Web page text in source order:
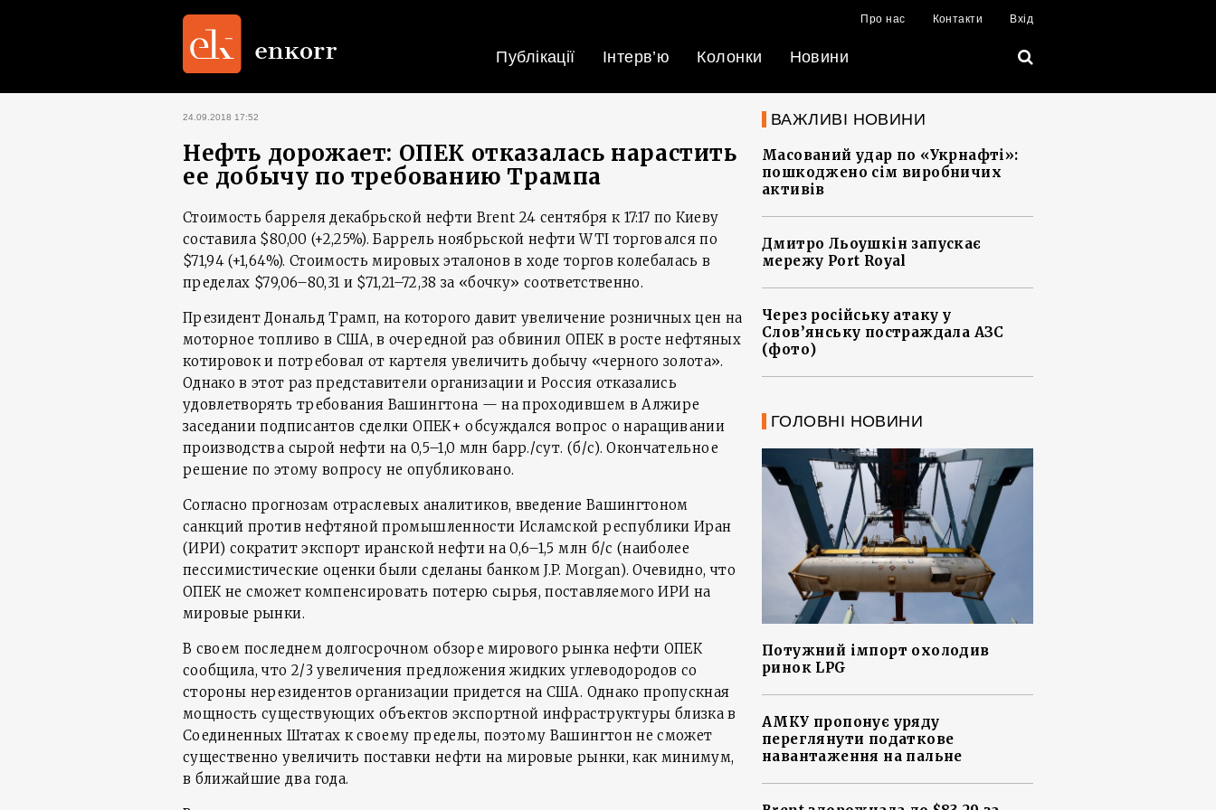
Про нас Контакти Вхід
Публікації Інтерв’ю Колонки Новини
24.09.2018 17:52
Нефть дорожает: ОПЕК отказалась нарастить
ее добычу по требованию Трампа
Стоимость барреля декабрьской нефти Brent 24 сентября к 17:17 по Киеву
составила $80,00 (+2,25%). Баррель ноябрьской нефти WTI торговался по
$71,94 (+1,64%). Стоимость мировых эталонов в ходе торгов колебалась в
пределах $79,06–80,31 и $71,21–72,38 за «бочку» соответственно.
Президент Дональд Трамп, на которого давит увеличение розничных цен на
моторное топливо в США, в очередной раз обвинил ОПЕК в росте нефтяных
котировок и потребовал от картеля увеличить добычу «черного золота».
Однако в этот раз представители организации и Россия отказались
удовлетворять требования Вашингтона — на проходившем в Алжире
заседании подписантов сделки ОПЕК+ обсуждался вопрос о наращивании
производства сырой нефти на 0,5–1,0 млн барр./сут. (б/с). Окончательное
решение по этому вопросу не опубликовано.
Согласно прогнозам отраслевых аналитиков, введение Вашингтоном
санкций против нефтяной промышленности Исламской республики Иран
(ИРИ) сократит экспорт иранской нефти на 0,6–1,5 млн б/с (наиболее
пессимистические оценки были сделаны банком J.P. Morgan). Очевидно, что
ОПЕК не сможет компенсировать потерю сырья, поставляемого ИРИ на
мировые рынки.
В своем последнем долгосрочном обзоре мирового рынка нефти ОПЕК
сообщила, что 2/3 увеличения предложения жидких углеводородов со
стороны нерезидентов организации придется на США. Однако пропускная
мощность существующих объектов экспортной инфраструктуры близка в
Соединенных Штатах к своему пределы, поэтому Вашингтон не сможет
существенно увеличить поставки нефти на мировые рынки, как минимум,
в ближайшие два года.
ВАЖЛИВІ НОВИНИ
Масований удар по «Укрнафті»:
пошкоджено сім виробничих
активів
Дмитро Льоушкін запускає
мережу Port Royal
Через російську атаку у
Слов’янську постраждала АЗС
(фото)
ГОЛОВНІ НОВИНИ
Потужний імпорт охолодив
ринок LPG
АМКУ пропонує уряду
переглянути податкове
навантаження на пальне